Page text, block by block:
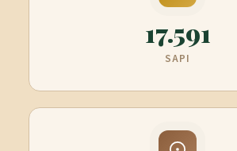
17.591
SAPI